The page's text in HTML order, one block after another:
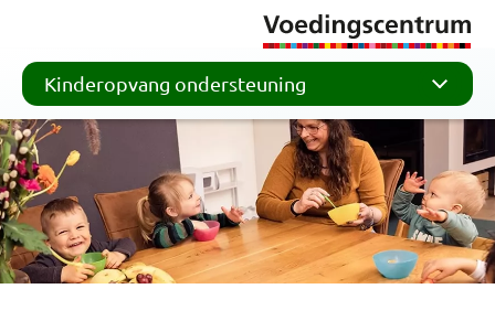
Kinderopvang ondersteuning